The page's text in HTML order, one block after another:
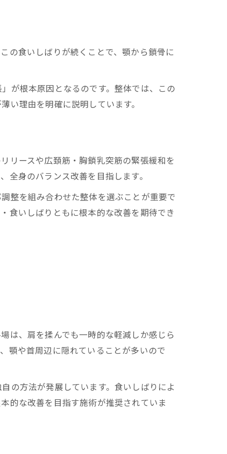
の食いしばりが続くことで、顎から鎖骨に
が根本原因となるのです。整体では、この
い理由を明確に説明しています。
リースや広頚筋・胸鎖乳突筋の緊張緩和を
全身のバランス改善を目指します。
整を組み合わせた整体を選ぶことが重要で
食いしばりともに根本的な改善を期待でき
は、肩を揉んでも一時的な軽減しか感じら
顎や首周辺に隠れていることが多いので
の方法が発展しています。食いしばりによ
的な改善を目指す施術が推奨されていま